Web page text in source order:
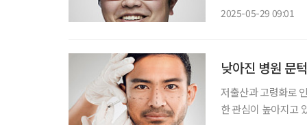
2025-05-29 09:01
낮아진 병원 문
저출산과 고령화로
한 관심이 높아지고